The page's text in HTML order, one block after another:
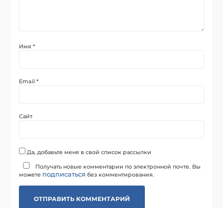
Имя*
Email*
Сайт
Да, добавьте меня в свой список рассылки
Получать новые комментарии по электронной почте. Вы
можете подписаться без комментирования.